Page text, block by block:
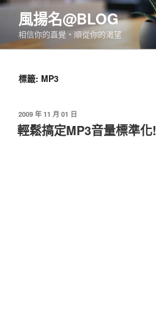
跳
要
風揚名@BLOG
相信你的直覺‧順從你的渴望
標籤: MP3
發
佈
於
2009 年 11 月 01 日
輕鬆搞定MP3音量標準化!